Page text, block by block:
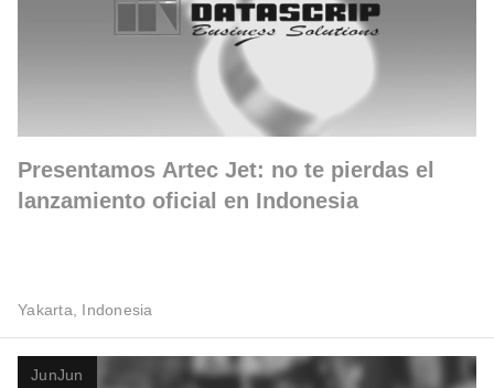
Presentamos Artec Jet: no te pierdas el
lanzamiento oficial en Indonesia
Yakarta, Indonesia
JunJun